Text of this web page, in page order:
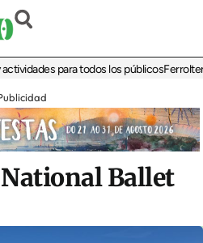
para todos los públicosFerrolterra
Ballet